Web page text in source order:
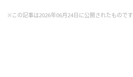
※この記事は2026年06月24日に公開されたものです